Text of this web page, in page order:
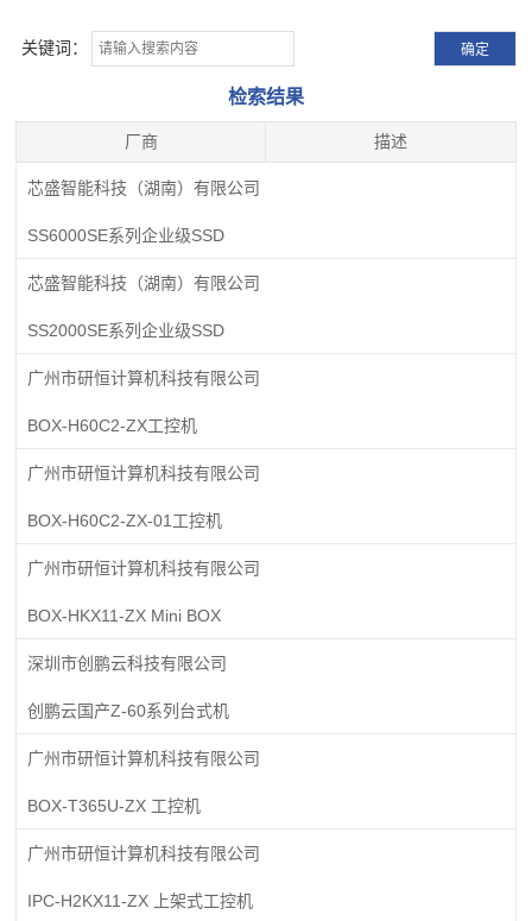
检索结果
厂商 描述
关键词：
芯盛智能科技（湖南）有限公司
SS6000SE系列企业级SSD
芯盛智能科技（湖南）有限公司
SS2000SE系列企业级SSD
广州市研恒计算机科技有限公司
BOX-H60C2-ZX工控机
广州市研恒计算机科技有限公司
BOX-H60C2-ZX-01工控机
广州市研恒计算机科技有限公司
BOX-HKX11-ZX Mini BOX
深圳市创鹏云科技有限公司
创鹏云国产Z-60系列台式机
广州市研恒计算机科技有限公司
BOX-T365U-ZX 工控机
广州市研恒计算机科技有限公司
IPC-H2KX11-ZX 上架式工控机